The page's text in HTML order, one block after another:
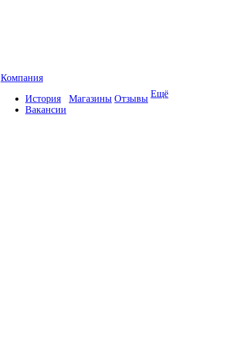
Компания
История
Вакансии
Магазины Отзывы Ещё